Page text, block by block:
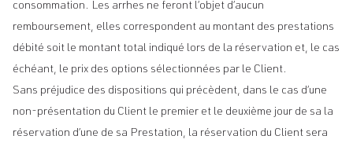
consommation. Les arrhes ne feront l’objet d’aucun
remboursement, elles correspondent au montant des prestations
débité soit le montant total indiqué lors de la réservation et, le cas
échéant, le prix des options sélectionnées par le Client.
Sans préjudice des dispositions qui précèdent, dans le cas d’une
non-présentation du Client le premier et le deuxième jour de sa la
réservation d’une de sa Prestation, la réservation du Client sera